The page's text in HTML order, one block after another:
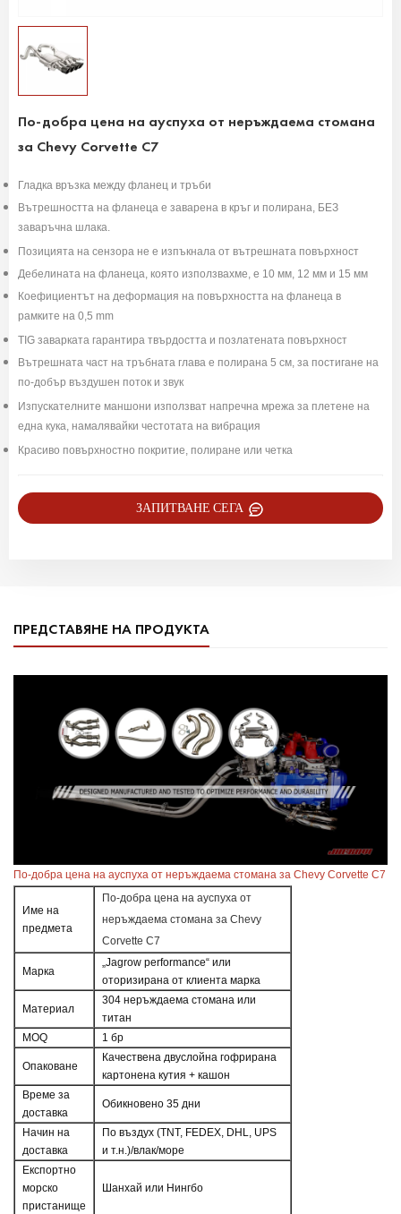
По-добра цена на ауспуха от неръждаема стомана
за Chevy Corvette C7
Гладка връзка между фланец и тръби
Вътрешността на фланеца е заварена в кръг и полирана, БЕЗ
заваръчна шлака.
Позицията на сензора не е изпъкнала от вътрешната повърхност
Дебелината на фланеца, която използвахме, е 10 мм, 12 мм и 15 мм
Коефициентът на деформация на повърхността на фланеца в
рамките на 0,5 mm
TIG заварката гарантира твърдостта и позлатената повърхност
Вътрешната част на тръбната глава е полирана 5 см, за постигане на
по-добър въздушен поток и звук
Изпускателните маншони използват напречна мрежа за плетене на
една кука, намалявайки честотата на вибрация
Красиво повърхностно покритие, полиране или четка
ЗАПИТВАНЕ СЕГА
ПРЕДСТАВЯНЕ НА ПРОДУКТА
По-добра цена на ауспуха от неръждаема стомана за Chevy Corvette C7
Име на
предмета
По-добра цена на ауспуха от
неръждаема стомана за Chevy
Corvette C7
Марка
„Jagrow performance“ или
оторизирана от клиента марка
Материал
304 неръждаема стомана или
титан
MOQ
1 бр
Опаковане
Качествена двуслойна гофрирана
картонена кутия + кашон
Време за
доставка
Обикновено 35 дни
Начин на
доставка
По въздух (TNT, FEDEX, DHL, UPS
и т.н.)/влак/море
Експортно
морско
пристанище
Шанхай или Нингбо